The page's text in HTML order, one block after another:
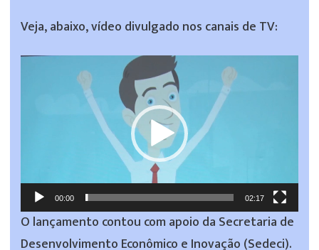
Veja, abaixo, vídeo divulgado nos canais de TV:
00:00 02:17
O lançamento contou com apoio da Secretaria de
Desenvolvimento Econômico e Inovação (Sedeci).